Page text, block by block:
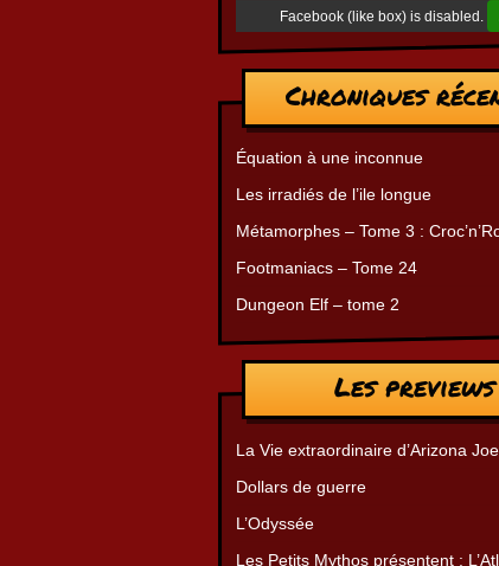
Facebook (like box) is disabled.
Chroniques
Équation à une inconnue
Les irradiés de l’ile longue
Métamorphes – Tome 3 :
Footmaniacs – Tome 24
Dungeon Elf – tome 2
Les previews
La Vie extraordinaire d’Arizona
Dollars de guerre
L’Odyssée
Les Petits Mythos présentent :